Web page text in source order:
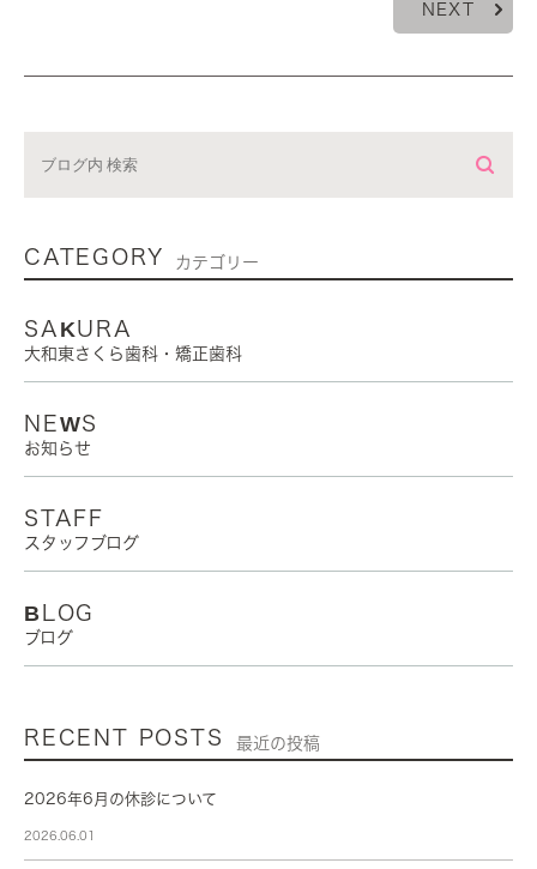
NEXT
CATEGORY カテゴリー
SAKURA
大和東さくら歯科・矯正歯科
NEWS
お知らせ
STAFF
スタッフブログ
BLOG
ブログ
RECENT POSTS 最近の投稿
2026年6月の休診について
2026.06.01